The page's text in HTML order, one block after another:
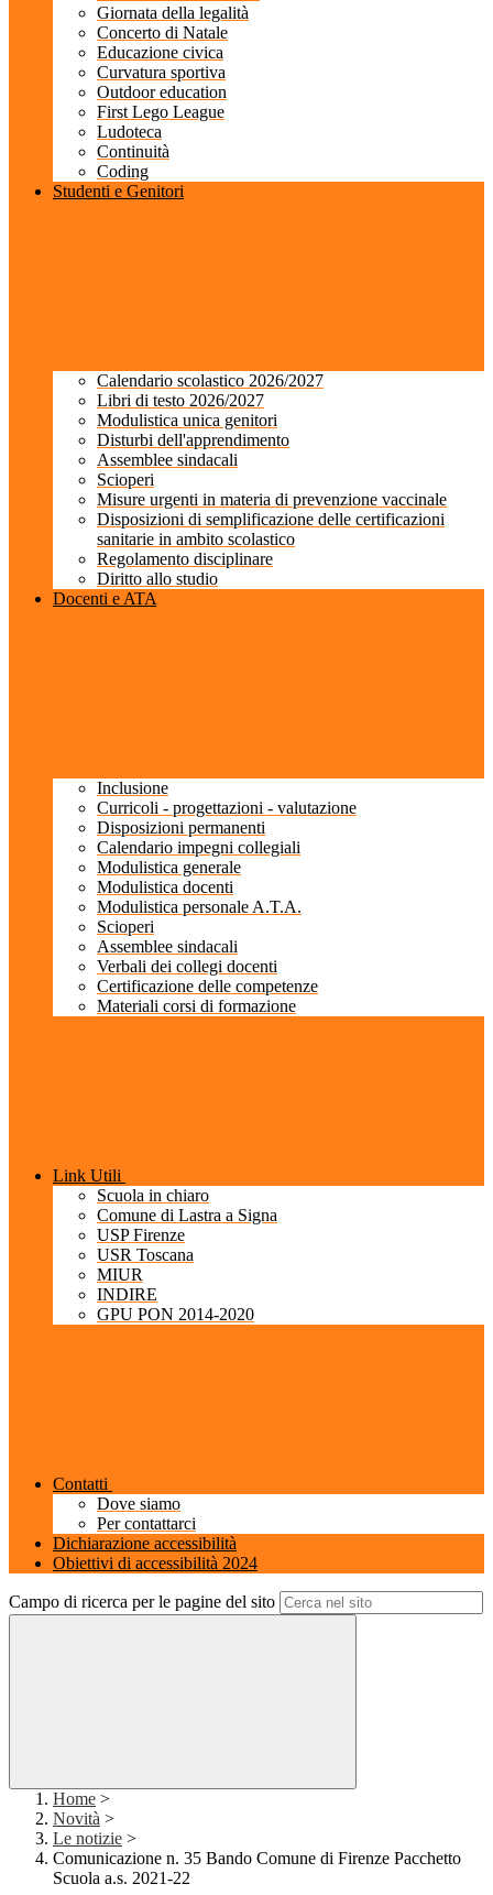
Giornata della legalità
Concerto di Natale
Educazione civica
Curvatura sportiva
Outdoor education
First Lego League
Ludoteca
Continuità
Coding
Studenti e Genitori
Calendario scolastico 2026/2027
Libri di testo 2026/2027
Modulistica unica genitori
Disturbi dell'apprendimento
Assemblee sindacali
Scioperi
Misure urgenti in materia di prevenzione vaccinale
Disposizioni di semplificazione delle certificazioni
sanitarie in ambito scolastico
Regolamento disciplinare
Diritto allo studio
Docenti e ATA
Inclusione
Curricoli - progettazioni - valutazione
Disposizioni permanenti
Calendario impegni collegiali
Modulistica generale
Modulistica docenti
Modulistica personale A.T.A.
Scioperi
Assemblee sindacali
Verbali dei collegi docenti
Certificazione delle competenze
Materiali corsi di formazione
Link Utili
Scuola in chiaro
Comune di Lastra a Signa
USP Firenze
USR Toscana
MIUR
INDIRE
GPU PON 2014-2020
Contatti
Dove siamo
Per contattarci
Dichiarazione accessibilità
Obiettivi di accessibilità 2024
Campo di ricerca per le pagine del sito
Home >
Novità >
Le notizie >
Comunicazione n. 35 Bando Comune di Firenze Pacchetto
Scuola a.s. 2021-22